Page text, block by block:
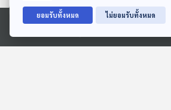
Ⓒ 2020 องค์การกระจายเสียงและแพร่ภาพสาธารณะแห่งประเทศไทย
ตอนที่เกี่ยวข้อง
ยอมรับทั้งหมด ไม่ยอมรับทั้งหมด